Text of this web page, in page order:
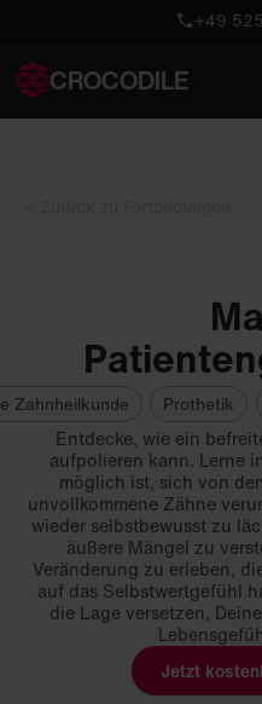
+49
CROCODILE
Zahnheilkunde Prothetik
Entdecke, wie ein
aufpolieren kann. Lerne
möglich ist, sich von
unvollkommene Zähne
wieder selbstbewusst zu
äußere Mängel zu
Veränderung zu erleben,
auf das Selbstwertgefühl
die Lage versetzen,
Jetzt